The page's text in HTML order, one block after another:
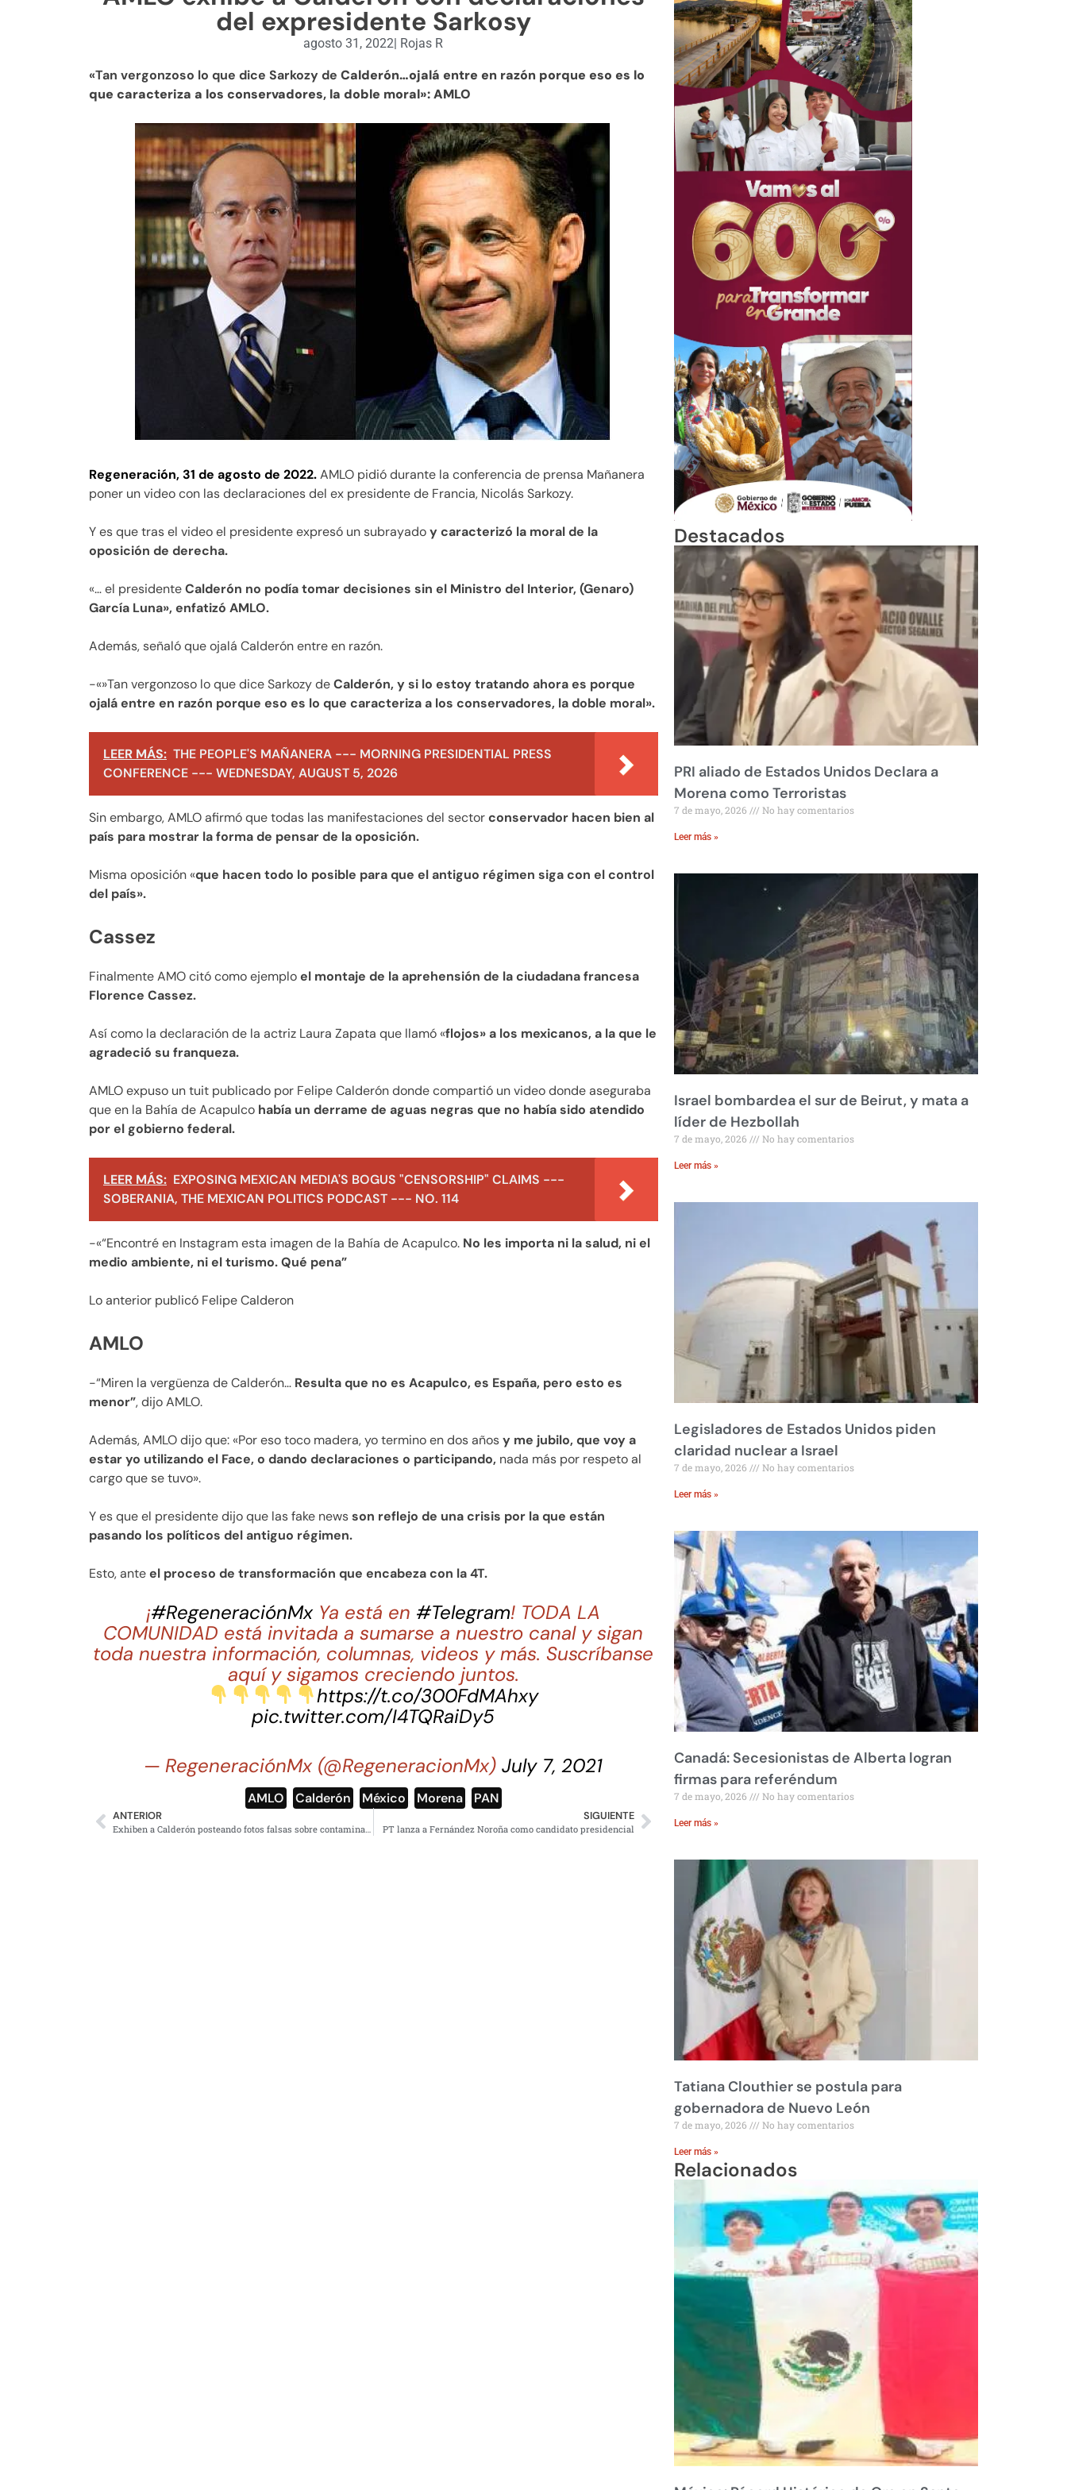
del expresidente Sarkosy
agosto 31, 2022 Rojas R
«Tan vergonzoso lo que dice Sarkozy de Calderón…ojalá entre en razón porque eso es lo
que caracteriza a los conservadores, la doble moral»: AMLO
Regeneración, 31 de agosto de 2022.AMLO pidió durante la conferencia de prensa Mañanera
poner un video con las declaraciones del ex presidente de Francia, Nicolás Sarkozy.
Y es que tras el video el presidente expresó un subrayadoy caracterizó la moral de la
oposición de derecha.
«… el presidenteCalderón no podía tomar decisiones sin el Ministro del Interior, (Genaro)
García Luna», enfatizó AMLO.
Además, señaló que ojalá Calderón entre en razón.
-«»Tan vergonzoso lo que dice Sarkozy deCalderón, y si lo estoy tratando ahora es porque
ojalá entre en razón porque eso es lo que caracteriza a los conservadores, la doble moral».
LEER MÁS: THE PEOPLE'S MAÑANERA --- MORNING PRESIDENTIAL PRESS
CONFERENCE --- WEDNESDAY, AUGUST 5, 2026
Sin embargo, AMLO afirmó que todas las manifestaciones del sectorconservador hacen bien al
país para mostrar la forma de pensar de la oposición.
Misma oposición «que hacen todo lo posible para que el antiguo régimen siga con el control
del país».
Cassez
Finalmente AMO citó como ejemploel montaje de la aprehensión de la ciudadana francesa
Florence Cassez.
Así como la declaración de la actriz Laura Zapata que llamó «flojos» a los mexicanos, a la que le
agradeció su franqueza.
AMLO expuso un tuit publicado por Felipe Calderón donde compartió un video donde aseguraba
que en la Bahía de Acapulco había un derrame de aguas negras que no había sido atendido
por el gobierno federal.
LEER MÁS: EXPOSING MEXICAN MEDIA'S BOGUS "CENSORSHIP" CLAIMS ---
SOBERANIA, THE MEXICAN POLITICS PODCAST --- NO. 114
-«“Encontré en Instagram esta imagen de la Bahía de Acapulco. No les importa ni la salud, ni el
medio ambiente, ni el turismo. Qué pena”
Lo anterior publicó Felipe Calderon
AMLO
-“Miren la vergüenza de Calderón… Resulta que no es Acapulco, es España, pero esto es
menor”, dijo AMLO.
Además, AMLO dijo que: «Por eso toco madera, yo termino en dos añosy me jubilo, que voy a
estar yo utilizando el Face, o dando declaraciones o participando, nada más por respeto al
cargo que se tuvo».
Y es que el presidente dijo que las fake newsson reflejo de una crisis por la que están
pasando los políticos del antiguo régimen.
Esto, anteel proceso de transformación que encabeza con la 4T.
¡#RegeneraciónMxYa está en #Telegram! TODA LA
COMUNIDAD está invitada a sumarse a nuestro canal y sigan
toda nuestra información, columnas, videos y más. Suscríbanse
aquí y sigamos creciendo juntos.
https://t.co/300FdMAhxy
pic.twitter.com/I4TQRaiDy5
— RegeneraciónMx (@RegeneracionMx)July 7, 2021
AMLO Calderón México Morena PAN
ANTERIOR SIGUIENTE
PT lanza a Fernández Noroña como candidato presidencial
Destacados
PRI aliado de Estados Unidos Declara a
Morena como Terroristas
7 de mayo, 2026 No hay comentarios
Leer más »
Israel bombardea el sur de Beirut, y mata a
líder de Hezbollah
7 de mayo, 2026 No hay comentarios
Leer más »
Legisladores de Estados Unidos piden
claridad nuclear a Israel
7 de mayo, 2026 No hay comentarios
Leer más »
Canadá: Secesionistas de Alberta logran
firmas para referéndum
7 de mayo, 2026 No hay comentarios
Leer más »
Tatiana Clouthier se postula para
gobernadora de Nuevo León
7 de mayo, 2026 No hay comentarios
Leer más »
Relacionados